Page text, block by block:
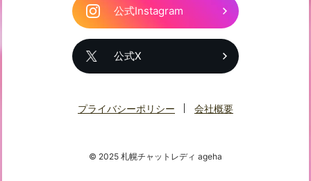
公式Instagram
公式X
プライバシーポリシー 会社概要
© 2025 札幌チャットレディ ageha